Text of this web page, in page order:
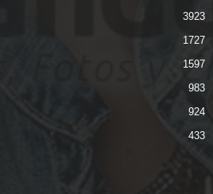
3923
1727
1597
983
924
433